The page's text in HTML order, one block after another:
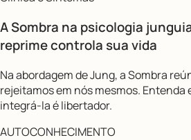
A Sombra na psicologia
reprime controla sua vida
Na abordagem de Jung, a Sombra
rejeitamos em nós mesmos. Entenda
integrá-la é libertador.
AUTOCONHECIMENTO